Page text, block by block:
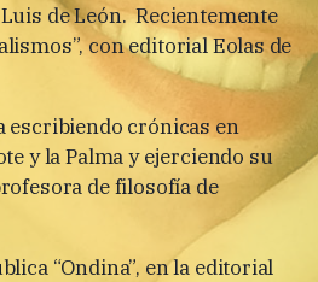
de León. Recientemente
con editorial Eolas de
escribiendo crónicas en
y la Palma y ejerciendo su
de filosofía de
“Ondina”, en la editorial